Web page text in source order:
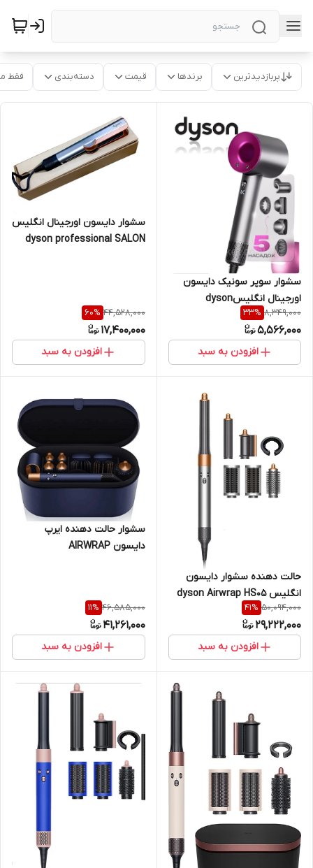
پربازدیدترین برندها قیمت دسته‌بندی فقط
سشوار سوپر سونیک دایسون
اورجینال انگلیسdyson
supersonic
8,349,000
33%
5,566,000
افزودن به سبد
سشوار دایسون اورجینال انگلیس
dyson professional SALON
44,528,000
60%
17,400,000
افزودن به سبد
حالت دهنده سشوار دایسون
انگلیس dyson Airwrap HS05
50,094,000
41%
29,222,000
افزودن به سبد
سشوار حالت دهنده ایرپ
دایسون AIRWRAP
46,585,000
11%
41,261,000
افزودن به سبد